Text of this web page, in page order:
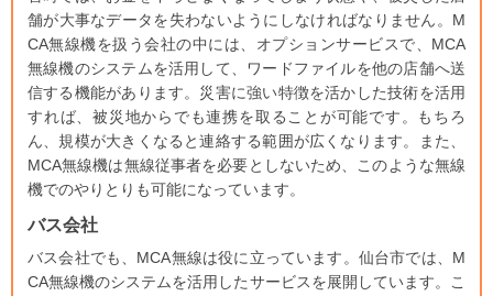
舗が大事なデータを失わないようにしなければなりません。M
CA無線機を扱う会社の中には、オプションサービスで、MCA
無線機のシステムを活用して、ワードファイルを他の店舗へ送
信する機能があります。災害に強い特徴を活かした技術を活用
すれば、被災地からでも連携を取ることが可能です。もちろ
ん、規模が大きくなると連絡する範囲が広くなります。また、
MCA無線機は無線従事者を必要としないため、このような無線
機でのやりとりも可能になっています。
バス会社
バス会社でも、MCA無線は役に立っています。仙台市では、M
CA無線機のシステムを活用したサービスを展開しています。こ